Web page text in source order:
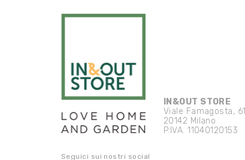
IN&OUT STORE
Viale Famagosta, 61
20142 Milano
P.IVA. 11040120153
Seguici sui nostri social